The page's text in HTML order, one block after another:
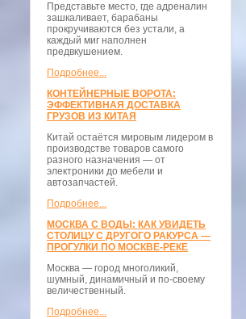
Представьте место, где адреналин
зашкаливает, барабаны
прокручиваются без устали, а
каждый миг наполнен
предвкушением.
Подробнее...
КОНТЕЙНЕРНЫЕ ВОРОТА:
ЭФФЕКТИВНАЯ ДОСТАВКА
ГРУЗОВ ИЗ КИТАЯ
Китай остаётся мировым лидером в
производстве товаров самого
разного назначения — от
электроники до мебели и
автозапчастей.
Подробнее...
МОСКВА С ВОДЫ: КАК УВИДЕТЬ
СТОЛИЦУ С ДРУГОГО РАКУРСА —
ПРОГУЛКИ ПО МОСКВЕ-РЕКЕ
Москва — город многоликий,
шумный, динамичный и по-своему
величественный.
Подробнее...